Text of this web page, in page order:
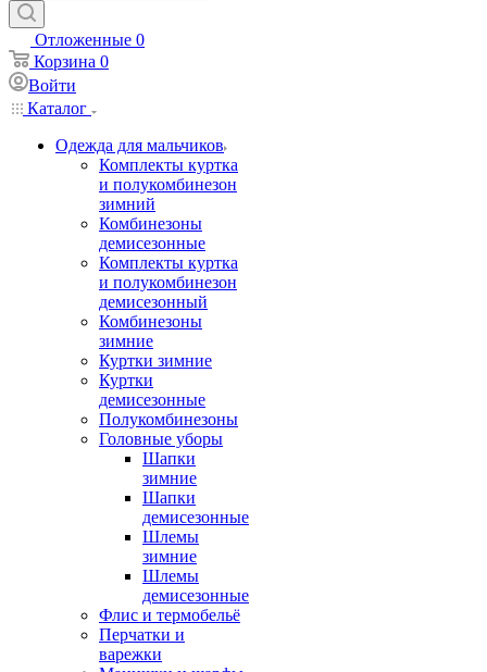
Отложенные 0
Корзина 0
Войти
Каталог
Одежда для мальчиков
Комплекты куртка
и полукомбинезон
зимний
Комбинезоны
демисезонные
Комплекты куртка
и полукомбинезон
демисезонный
Комбинезоны
зимние
Куртки зимние
Куртки
демисезонные
Полукомбинезоны
Головные уборы
Шапки
зимние
Шапки
демисезонные
Шлемы
зимние
Шлемы
демисезонные
Флис и термобельё
Перчатки и
варежки